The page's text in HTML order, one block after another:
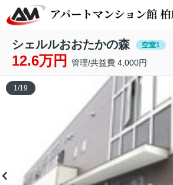
シェルルおおたかの森 空室1
12.6万円 管理/共益費 4,000円
1/19